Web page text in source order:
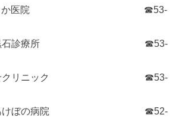
きさか医院 ☎53-
生黒石診療所 ☎53-
とせクリニック ☎53-
石あけぼの病院 ☎52-